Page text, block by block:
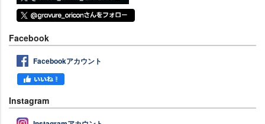
Facebook
Facebookアカウント
Instagram